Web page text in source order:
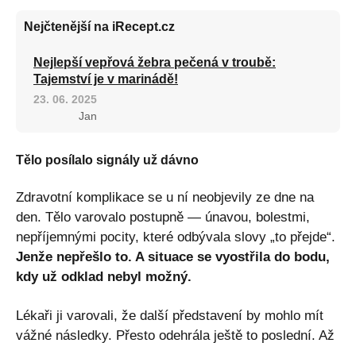
Nejčtenější na iRecept.cz
Nejlepší vepřová žebra pečená v troubě:
Tajemství je v marinádě!
23. 06. 2025
Jan
Tělo posílalo signály už dávno
Zdravotní komplikace se u ní neobjevily ze dne na
den. Tělo varovalo postupně — únavou, bolestmi,
nepříjemnými pocity, které odbývala slovy „to přejde“.
Jenže nepřešlo to. A situace se vyostřila do bodu,
kdy už odklad nebyl možný.
Lékaři ji varovali, že další představení by mohlo mít
vážné následky. Přesto odehrála ještě to poslední. Až